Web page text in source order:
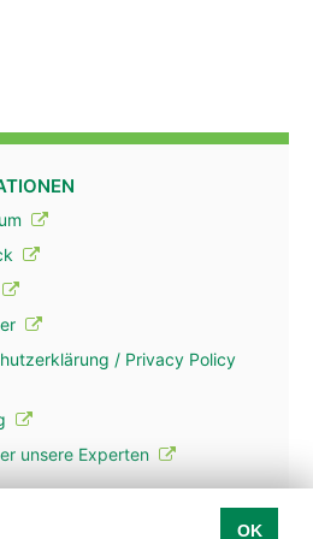
/ Privacy Policy
unsere Experten
OK